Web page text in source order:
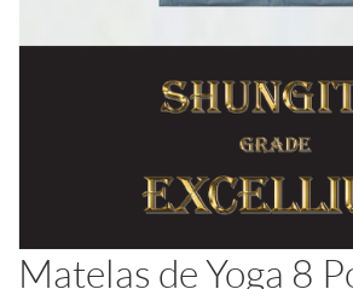
Matelas de Yoga 8